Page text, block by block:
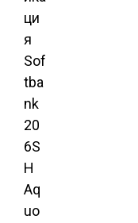
ци
я
Sof
tba
nk
20
6S
H
Aq
uo